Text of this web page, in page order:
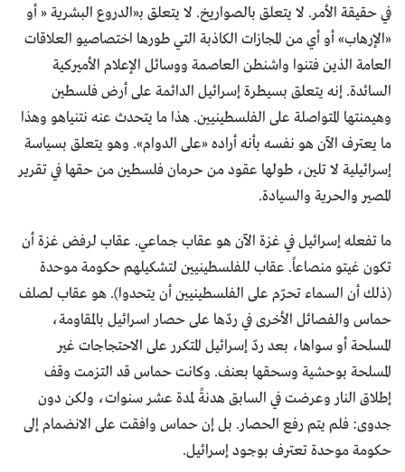
في حقيقة الأمر. لا يتعلق بالصواريخ. لا يتعلق بـ«الدروع البشرية « أو
«الإرهاب» أو أي من المجازات الكاذبة التي طورها اختصاصيو العلاقات
العامة الذين فتنوا واشنطن العاصمة ووسائل الإعلام الأميركية
السائدة. إنه يتعلق بسيطرة إسرائيل الدائمة على أرض فلسطين
وهيمنتها المتواصلة على الفلسطينيين. هذا ما يتحدث عنه نتنياهو وهذا
ما يعترف الآن هو نفسه بأنه أراده «على الدوام». وهو يتعلق بسياسة
إسرائيلية لا تلين، طولها عقود من حرمان فلسطين من حقها في تقرير
المصير والحرية والسيادة.
ما تفعله إسرائيل في غزة الآن هو عقاب جماعي. عقاب لرفض غزة أن
تكون غيتو منصاعاً. عقاب للفلسطينيين لتشكيلهم حكومة موحدة
(ذلك أن السماء تحرّم على الفلسطينيين أن يتحدوا). هو عقاب لصلف
حماس والفصائل الأخرى في ردّها على حصار اسرائيل بالمقاومة،
المسلحة أو سواها، بعد ردّ إسرائيل المتكرر على الاحتجاجات غير
المسلحة بوحشية وسحقها بعنف. وكانت حماس قد التزمت وقف
إطلاق النار وعرضت في السابق هدنةً لمدة عشر سنوات، ولكن دون
جدوى: فلم يتم رفع الحصار. بل إن حماس وافقت على الانضمام إلى
حكومة موحدة تعترف بوجود إسرائيل.